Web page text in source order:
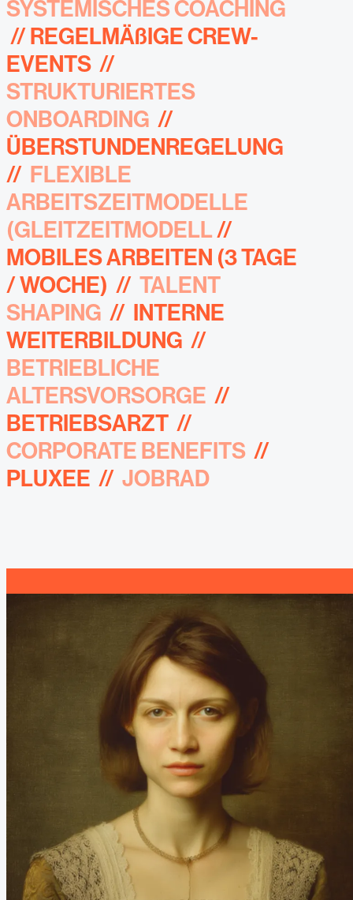
SYSTEMISCHES COACHING
// REGELMÄßIGE CREW-
EVENTS //
STRUKTURIERTES
ONBOARDING //
ÜBERSTUNDENREGELUNG
// FLEXIBLE
ARBEITSZEITMODELLE
(GLEITZEITMODELL//
MOBILES ARBEITEN (3 TAGE
/ WOCHE) // TALENT
SHAPING //
INTERNE
WEITERBILDUNG //
BETRIEBLICHE
ALTERSVORSORGE //
BETRIEBSARZT //
CORPORATE BENEFITS //
PLUXEE // JOBRAD